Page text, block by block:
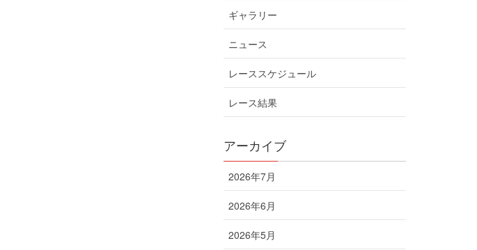
ギャラリー
ニュース
レーススケジュール
レース結果
アーカイブ
2026年7月
2026年6月
2026年5月